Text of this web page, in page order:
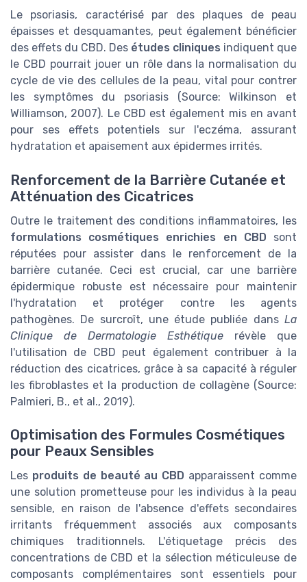
Le psoriasis, caractérisé par des plaques de peau
épaisses et desquamantes, peut également bénéficier
des effets du CBD. Des études cliniques indiquent que
le CBD pourrait jouer un rôle dans la normalisation du
cycle de vie des cellules de la peau, vital pour contrer
les symptômes du psoriasis (Source: Wilkinson et
Williamson, 2007). Le CBD est également mis en avant
pour ses effets potentiels sur l'eczéma, assurant
hydratation et apaisement aux épidermes irrités.
Renforcement de la Barrière Cutanée et
Atténuation des Cicatrices
Outre le traitement des conditions inflammatoires, les
formulations cosmétiques enrichies en CBD sont
réputées pour assister dans le renforcement de la
barrière cutanée. Ceci est crucial, car une barrière
épidermique robuste est nécessaire pour maintenir
l'hydratation et protéger contre les agents
pathogènes. De surcroît, une étude publiée dans La
Clinique de Dermatologie Esthétique révèle que
l'utilisation de CBD peut également contribuer à la
réduction des cicatrices, grâce à sa capacité à réguler
les fibroblastes et la production de collagène (Source:
Palmieri, B., et al., 2019).
Optimisation des Formules Cosmétiques
pour Peaux Sensibles
Les produits de beauté au CBD apparaissent comme
une solution prometteuse pour les individus à la peau
sensible, en raison de l'absence d'effets secondaires
irritants fréquemment associés aux composants
chimiques traditionnels. L'étiquetage précis des
concentrations de CBD et la sélection méticuleuse de
composants complémentaires sont essentiels pour